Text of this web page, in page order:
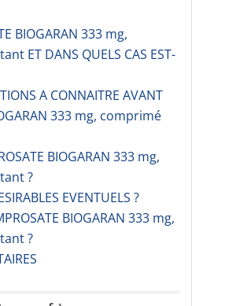
BIOGARAN 333 mg,
ET DANS QUELS CAS EST-
A CONNAITRE AVANT
333 mg, comprimé
BIOGARAN 333 mg,
?
EVENTUELS ?
BIOGARAN 333 mg,
?